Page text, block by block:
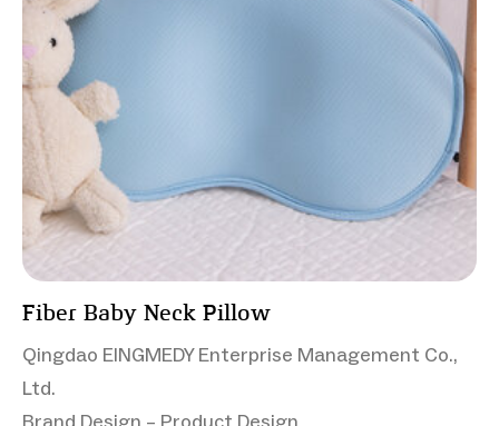
Fiber Baby Neck Pillow
Qingdao EINGMEDY Enterprise Management Co.,
Ltd.